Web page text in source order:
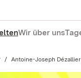
Wir über uns
Aktuell:
Antoine-Joseph